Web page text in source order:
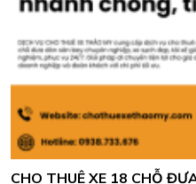
CHO THUÊ XE 18 CHỖ